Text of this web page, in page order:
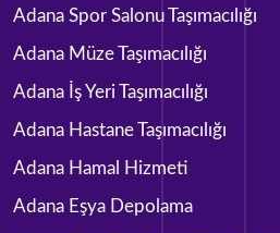
Adana Spor Salonu Taşımacılığı
Adana Müze Taşımacılığı
Adana İş Yeri Taşımacılığı
Adana Hastane Taşımacılığı
Adana Hamal Hizmeti
Adana Eşya Depolama